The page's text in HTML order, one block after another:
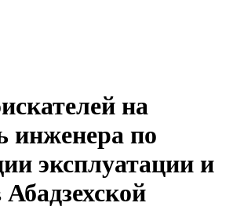
на
инженера по
эксплуатации и